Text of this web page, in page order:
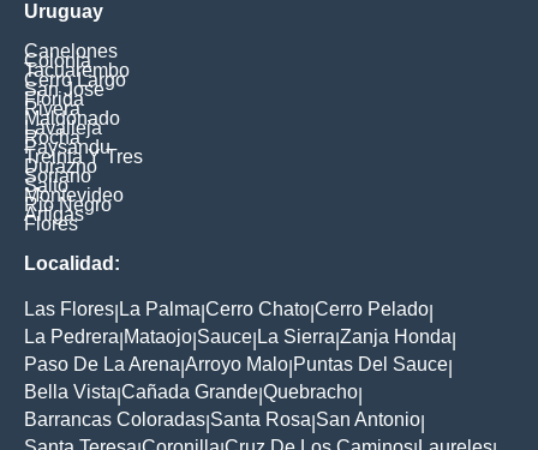
Uruguay
Canelones
Colonia
Tacuarembo
Cerro Largo
San Jose
Florida
Rivera
Maldonado
Lavalleja
Rocha
Paysandu
Treinta Y Tres
Durazno
Soriano
Salto
Montevideo
Rio Negro
Artigas
Flores
Localidad:
Las Flores La Palma Cerro Chato Cerro Pelado
La Pedrera Mataojo Sauce La Sierra Zanja Honda
Paso De La Arena Arroyo Malo Puntas Del Sauce
Bella Vista Cañada Grande Quebracho
Barrancas Coloradas Santa Rosa San Antonio